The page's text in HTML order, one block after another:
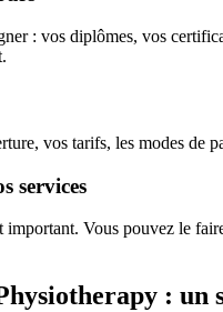
: vos diplômes, vos
vos tarifs, les modes de
services
Vous pouvez le
: un